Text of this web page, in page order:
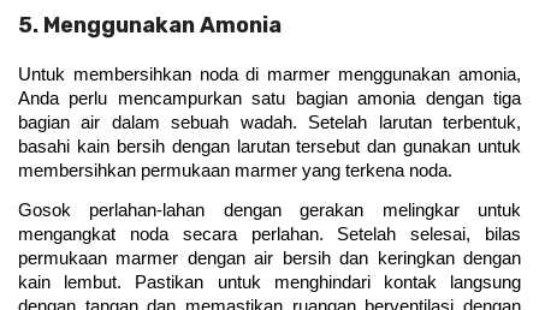
5. Menggunakan Amonia
Untuk membersihkan noda di marmer menggunakan amonia,
Anda perlu mencampurkan satu bagian amonia dengan tiga
bagian air dalam sebuah wadah. Setelah larutan terbentuk,
basahi kain bersih dengan larutan tersebut dan gunakan untuk
membersihkan permukaan marmer yang terkena noda.
Gosok perlahan-lahan dengan gerakan melingkar untuk
mengangkat noda secara perlahan. Setelah selesai, bilas
permukaan marmer dengan air bersih dan keringkan dengan
kain lembut. Pastikan untuk menghindari kontak langsung